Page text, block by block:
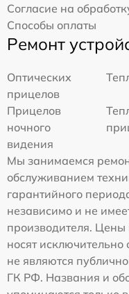
Согласие на
Способы оплаты
Ремонт
Оптических
прицелов
Прицелов
ночного
видения
Мы занимаемся
обслуживанием
гарантийного
независимо и не
производителя. Цены
носят
не являются
ГК РФ. Названия и